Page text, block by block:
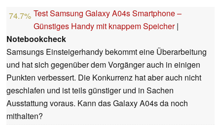
74.7% Test Samsung Galaxy A04s Smartphone –
Günstiges Handy mit knappem Speicher|
Notebookcheck
Samsungs Einsteigerhandy bekommt eine Überarbeitung
und hat sich gegenüber dem Vorgänger auch in einigen
Punkten verbessert. Die Konkurrenz hat aber auch nicht
geschlafen und ist teils günstiger und in Sachen
Ausstattung voraus. Kann das Galaxy A04s da noch
mithalten?